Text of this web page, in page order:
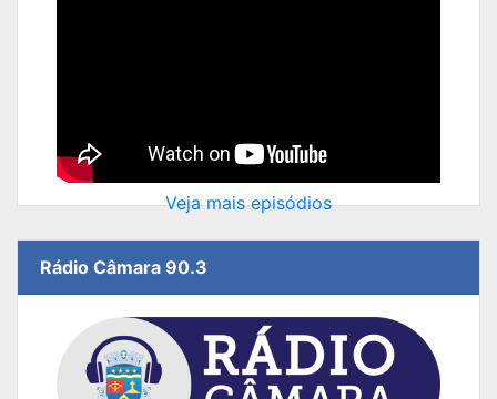
Veja mais episódios
Rádio Câmara 90.3